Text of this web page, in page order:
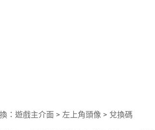
：遊戲主介面 > 左上角頭像 > 兌換碼